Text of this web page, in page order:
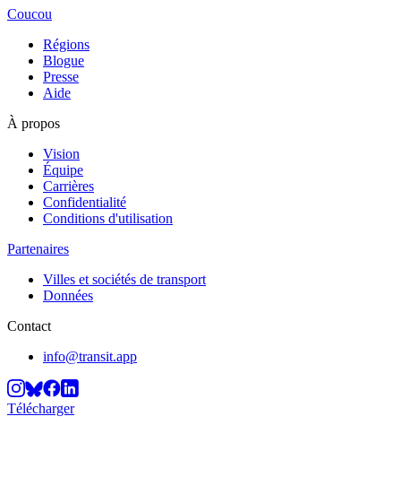
Coucou
Régions
Blogue
Presse
Aide
À propos
Vision
Équipe
Carrières
Confidentialité
Conditions d'utilisation
Partenaires
Villes et sociétés de transport
Données
Contact
info@transit.app
Télécharger